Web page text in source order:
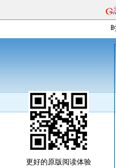
更好的原版阅读体验